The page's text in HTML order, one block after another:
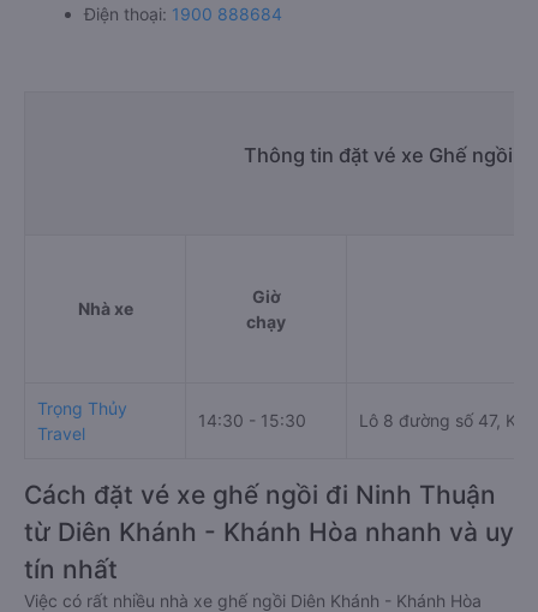
Điện thoại: 1900 888684
Thông tin đặt vé xe Ghế ngồi
Nhà xe
Giờ
chạy
Trọng Thủy
Travel
14:30 - 15:30 Lô 8 đường số 47,
Cách đặt vé xe ghế ngồi đi Ninh Thuận
từ Diên Khánh - Khánh Hòa nhanh và uy
tín nhất
Việc có rất nhiều nhà xe ghế ngồi Diên Khánh - Khánh Hòa